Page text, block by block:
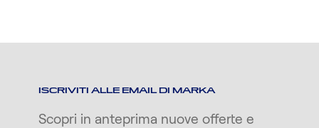
ISCRIVITI ALLE EMAIL DI MARKA
Scopri in anteprima nuove offerte e